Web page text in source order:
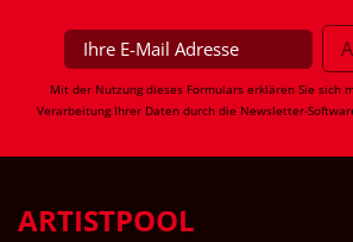
Mit der Nutzung dieses Formulars erklären Sie sich
Verarbeitung Ihrer Daten durch die Newsletter-
ARTISTPOOL